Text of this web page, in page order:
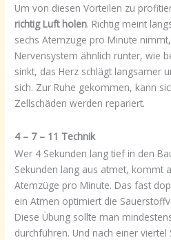
Um von diesen Vorteilen zu
richtig Luft holen. Richtig meint
sechs Atemzüge pro Minute
Nervensystem ähnlich runter, wie
sinkt, das Herz schlägt langsamer
sich. Zur Ruhe gekommen, kann
Zellschäden werden repariert.
4 – 7 – 11 Technik
Wer 4 Sekunden lang tief in den
Sekunden lang aus atmet, kommt
Atemzüge pro Minute. Das fast
ein Atmen optimiert die
Diese Übung sollte man
durchführen. Und nach einer